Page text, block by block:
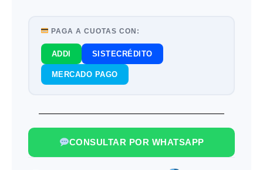
PAGA A CUOTAS CON:
ADDI SISTECRÉDITO
MERCADO PAGO
CONSULTAR POR WHATSAPP